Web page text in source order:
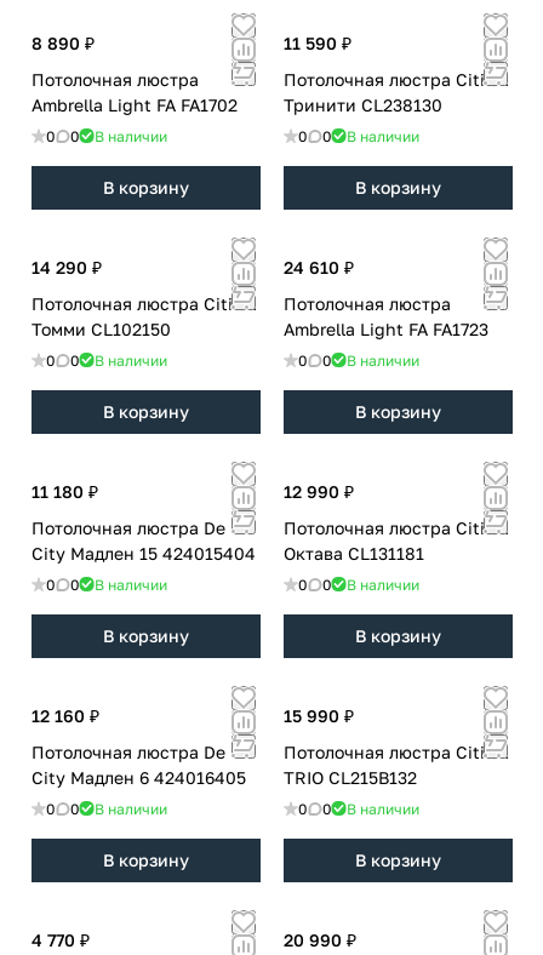
8 890 ₽
Потолочная люстра
Ambrella Light FA FA1702
0 0 В наличии
В корзину
11 590 ₽
Потолочная люстра Citilux
Тринити CL238130
0 0 В наличии
В корзину
14 290 ₽
Потолочная люстра Citilux
Томми CL102150
0 0 В наличии
В корзину
24 610 ₽
Потолочная люстра
Ambrella Light FA FA1723
0 0 В наличии
В корзину
11 180 ₽
Потолочная люстра De
City Мадлен 15 424015404
0 0 В наличии
В корзину
12 990 ₽
Потолочная люстра Citilux
Октава CL131181
0 0 В наличии
В корзину
12 160 ₽
Потолочная люстра De
City Мадлен 6 424016405
0 0 В наличии
В корзину
15 990 ₽
Потолочная люстра Citilux
TRIO CL215B132
0 0 В наличии
В корзину
4 770 ₽
20 990 ₽